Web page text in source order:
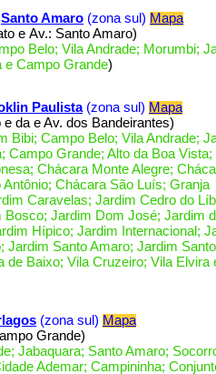
Santo Amaro (zona sul) Mapa
e Av.: Santo Amaro)
Belo; Vila Andrade; Morumbi;
e Campo Grande)
Paulista (zona sul) Mapa
da e Av. dos Bandeirantes)
Bibi; Campo Belo; Vila Andrade;
Campo Grande; Alto da Boa Vista;
Chácara Monte Alegre;
Chácara São Luís; Granja
Caravelas; Jardim Cedro do
Jardim Dom José; Jardim
Hípico; Jardim Internacional;
Jardim Santo Amaro; Jardim Santo
de Baixo; Vila Cruzeiro; Vila Elvira
(zona sul) Mapa
Grande)
Jabaquara; Santo Amaro;
Ademar; Campininha;